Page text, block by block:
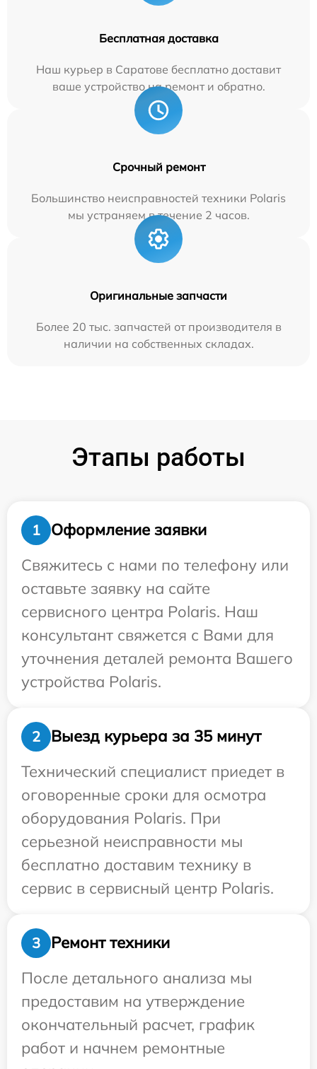
Бесплатная доставка
Наш курьер в Саратове бесплатно доставит
ваше устройство на ремонт и обратно.
Срочный ремонт
Большинство неисправностей техники Polaris
мы устраняем в течение 2 часов.
Оригинальные запчасти
Более 20 тыс. запчастей от производителя в
наличии на собственных складах.
Этапы работы
1
Оформление заявки
Свяжитесь с нами по телефону или
оставьте заявку на сайте
сервисного центра Polaris. Наш
консультант свяжется с Вами для
уточнения деталей ремонта Вашего
устройства Polaris.
2
Выезд курьера за 35 минут
Технический специалист приедет в
оговоренные сроки для осмотра
оборудования Polaris. При
серьезной неисправности мы
бесплатно доставим технику в
сервис в сервисный центр Polaris.
3
Ремонт техники
После детального анализа мы
предоставим на утверждение
окончательный расчет, график
работ и начнем ремонтные